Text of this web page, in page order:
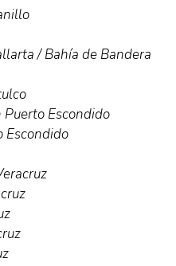
/ Bahía de Bandera
Escondido
Escondido